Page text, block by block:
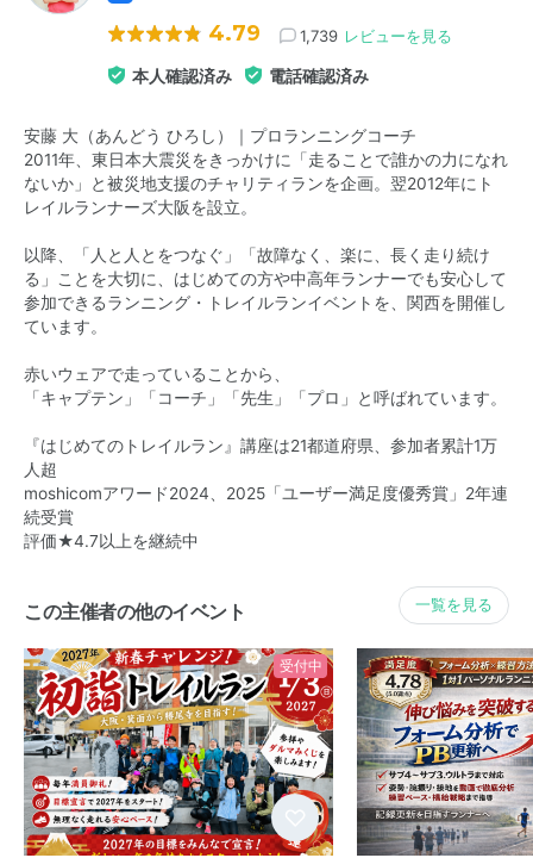
4.79 1,739 レビューを見る
本人確認済み 電話確認済み
安藤 大（あんどう ひろし）｜プロランニングコーチ
2011年、東日本大震災をきっかけに「走ることで誰かの力になれ
ないか」と被災地支援のチャリティランを企画。翌2012年にト
レイルランナーズ大阪を設立。
以降、「人と人とをつなぐ」「故障なく、楽に、長く走り続け
る」ことを大切に、はじめての方や中高年ランナーでも安心して
参加できるランニング・トレイルランイベントを、関西を開催し
ています。
赤いウェアで走っていることから、
「キャプテン」「コーチ」「先生」「プロ」と呼ばれています。
『はじめてのトレイルラン』講座は21都道府県、参加者累計1万
人超
moshicomアワード2024、2025「ユーザー満足度優秀賞」2年連
続受賞
評価★4.7以上を継続中
この主催者の他のイベント 一覧を見る
受付中